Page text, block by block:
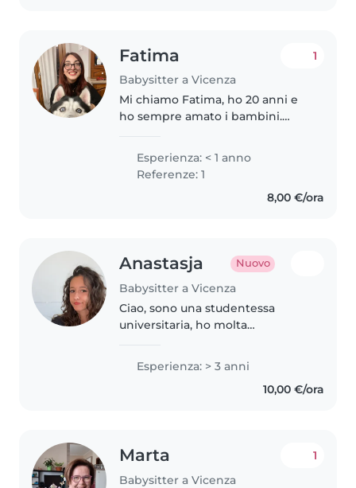
Fatima
Babysitter a Vicenza
1
Mi chiamo Fatima, ho 20 anni e
ho sempre amato i bambini.
e mi dà molta soddisfazione. Ho
già esperienza come babysitter:
Esperienza: < 1 anno
Referenze: 1
8,00 €/ora
Anastasja Nuovo
Babysitter a Vicenza
Ciao, sono una studentessa
universitaria, ho molta
da diversi anni svolgo ripetizioni,
lavoro in centri estivi e faccio la
babysitter. Riesco ad urare..
Esperienza: > 3 anni
10,00 €/ora
Marta
Babysitter a Vicenza
1